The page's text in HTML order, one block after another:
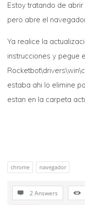
Estoy tratando de
pero abre el
Ya realice la
instrucciones y pegue
estaba ahi lo elimine
estan en la carpeta
chrome navegador
2 Answers